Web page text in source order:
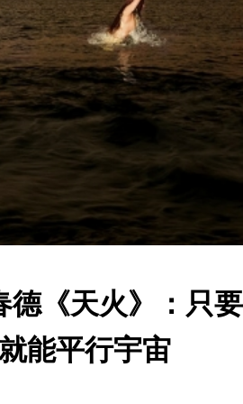
德《天火》：只
能平行宇宙